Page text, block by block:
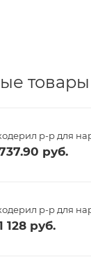
р-р для
руб.
р-р для
128 руб.